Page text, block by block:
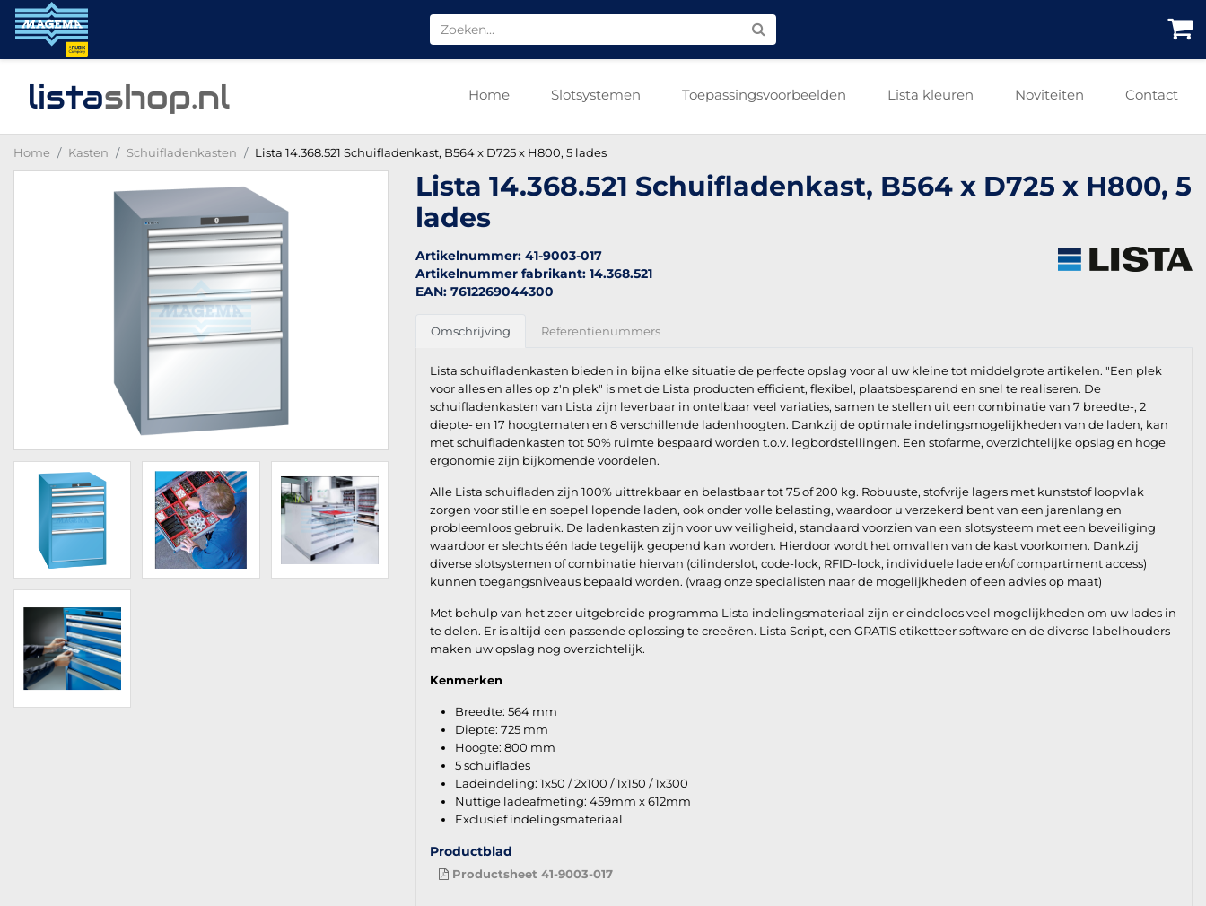
listashop.nl Home Slotsystemen Toepassingsvoorbeelden Lista kleuren Noviteiten Contact
Home Kasten Schuifladenkasten Lista 14.368.521 Schuifladenkast, B564 x D725 x H800, 5 lades
Lista 14.368.521 Schuifladenkast, B564 x D725 x H800, 5
lades
Artikelnummer: 41-9003-017
Artikelnummer fabrikant: 14.368.521
EAN: 7612269044300
Omschrijving Referentienummers
Lista schuifladenkasten bieden in bijna elke situatie de perfecte opslag voor al uw kleine tot middelgrote artikelen. "Een plek
voor alles en alles op z'n plek" is met de Lista producten efficient, flexibel, plaatsbesparend en snel te realiseren. De
schuifladenkasten van Lista zijn leverbaar in ontelbaar veel variaties, samen te stellen uit een combinatie van 7 breedte-, 2
diepte- en 17 hoogtematen en 8 verschillende ladenhoogten. Dankzij de optimale indelingsmogelijkheden van de laden, kan
met schuifladenkasten tot 50% ruimte bespaard worden t.o.v. legbordstellingen. Een stofarme, overzichtelijke opslag en hoge
ergonomie zijn bijkomende voordelen.
Alle Lista schuifladen zijn 100% uittrekbaar en belastbaar tot 75 of 200 kg. Robuuste, stofvrije lagers met kunststof loopvlak
zorgen voor stille en soepel lopende laden, ook onder volle belasting, waardoor u verzekerd bent van een jarenlang en
probleemloos gebruik. De ladenkasten zijn voor uw veiligheid, standaard voorzien van een slotsysteem met een beveiliging
waardoor er slechts één lade tegelijk geopend kan worden. Hierdoor wordt het omvallen van de kast voorkomen. Dankzij
diverse slotsystemen of combinatie hiervan (cilinderslot, code-lock, RFID-lock, individuele lade en/of compartiment access)
kunnen toegangsniveaus bepaald worden. (vraag onze specialisten naar de mogelijkheden of een advies op maat)
Met behulp van het zeer uitgebreide programma Lista indelingsmateriaal zijn er eindeloos veel mogelijkheden om uw lades in
te delen. Er is altijd een passende oplossing te creeëren. Lista Script, een GRATIS etiketteer software en de diverse labelhouders
maken uw opslag nog overzichtelijk.
Kenmerken
Breedte: 564 mm
Diepte: 725 mm
Hoogte: 800 mm
5 schuiflades
Ladeindeling: 1x50 / 2x100 / 1x150 / 1x300
Nuttige ladeafmeting: 459mm x 612mm
Exclusief indelingsmateriaal
Productblad
Productsheet 41-9003-017